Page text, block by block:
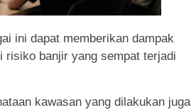
ini dapat memberikan dampak
risiko banjir yang sempat terjadi
kawasan yang dilakukan juga